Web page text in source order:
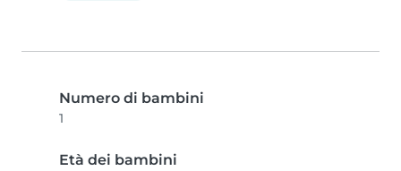
Numero di bambini
1
Età dei bambini